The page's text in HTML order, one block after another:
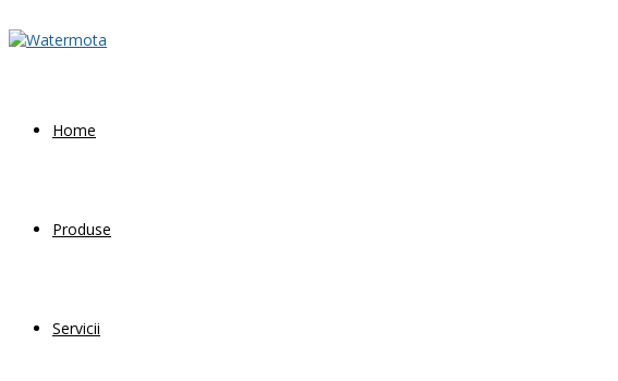
Home
Produse
Servicii